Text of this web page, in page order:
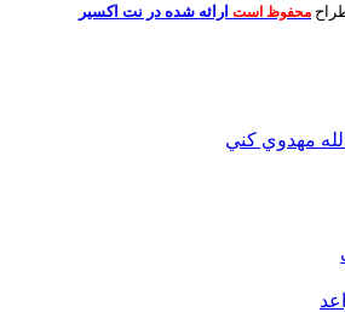
محفوظ است ارائه شده در نت اکسیر
مهدوي كني